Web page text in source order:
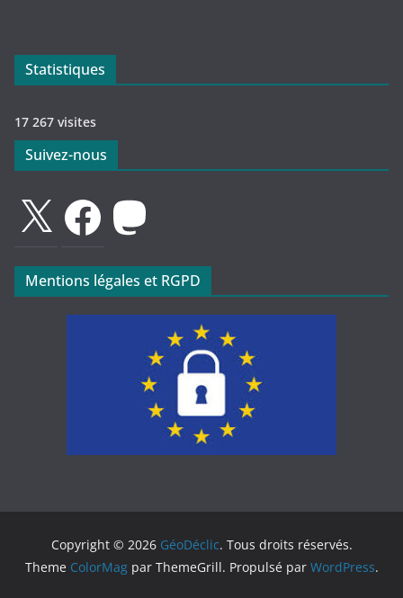
Statistiques
17 267 visites
Suivez-nous
FacebookMastodon
Mentions légales et RGPD
Copyright © 2026 GéoDéclic. Tous droits réservés.
Theme ColorMagpar ThemeGrill. Propulsé par WordPress.